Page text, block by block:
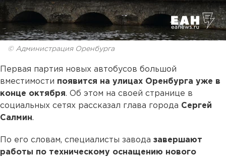
© Администрация Оренбурга
Первая партия новых автобусов большой
вместимости появится на улицах Оренбурга уже в
конце октября. Об этом на своей странице в
социальных сетях рассказал глава города Сергей
Салмин.
По его словам, специалисты завода завершают
работы по техническому оснащению нового